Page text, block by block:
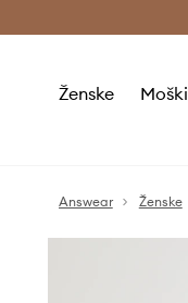
Ženske Moški
Answear Ženske